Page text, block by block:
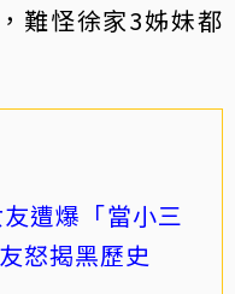
難怪徐家3姊妹都
遭爆「當小三
怒揭黑歷史